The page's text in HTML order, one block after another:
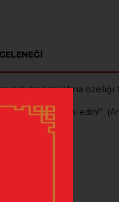
bir eser olma özelliği
salat ve selam edin!”